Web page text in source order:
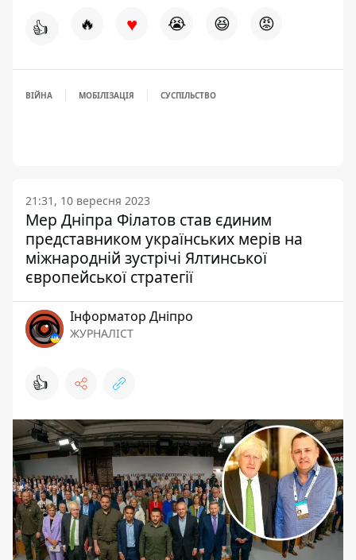
👍 🔥 ♥ 😭 😆 😡
ВІЙНА МОБІЛІЗАЦІЯ СУСПІЛЬСТВО
21:31, 10 вересня 2023
Мер Дніпра Філатов став єдиним
представником українських мерів на
міжнародній зустрічі Ялтинської
європейської стратегії
Інформатор Дніпро
ЖУРНАЛІСТ
👍